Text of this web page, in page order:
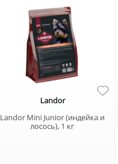
Landor
Landor Mini Junior (индейка и
лосось), 1 кг